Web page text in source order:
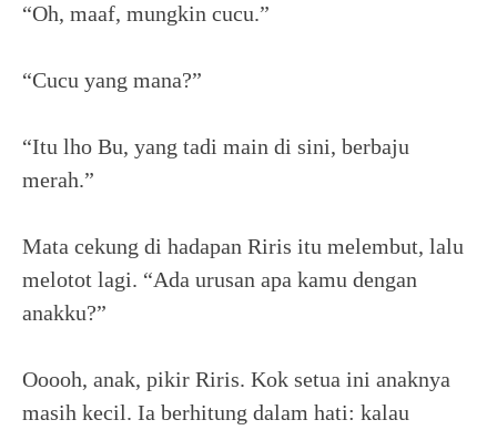
“Oh, maaf, mungkin cucu.”
“Cucu yang mana?”
“Itu lho Bu, yang tadi main di sini, berbaju
merah.”
Mata cekung di hadapan Riris itu melembut, lalu
melotot lagi. “Ada urusan apa kamu dengan
anakku?”
Ooooh, anak, pikir Riris. Kok setua ini anaknya
masih kecil. Ia berhitung dalam hati: kalau